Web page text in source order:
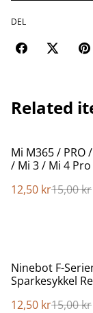
DEL
Related
%
Mi M365 / PRO
/ Mi 3 / Mi 4 Pro
Deler
12,50 kr15,00 kr
%
Ninebot F-
Sparkesykkel
12,50 kr15,00 kr